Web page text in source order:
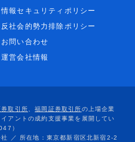
情報セキュリティポリシー
反社会的勢力排除ポリシー
お問い合わせ
運営会社情報